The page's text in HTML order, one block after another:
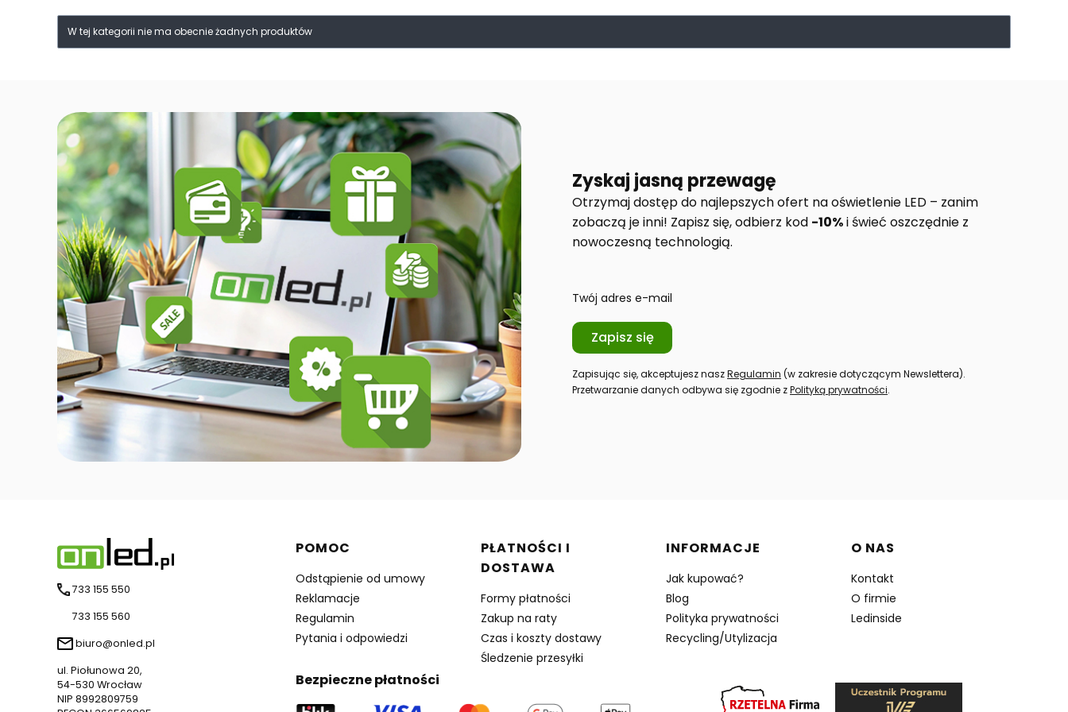
Lista produktów
W tej kategorii nie ma obecnie żadnych produktów
Zyskaj jasną przewagę
Otrzymaj dostęp do najlepszych ofert na oświetlenie LED – zanim
zobaczą je inni! Zapisz się, odbierz kod -10%i świeć oszczędnie z
nowoczesną technologią.
Twój adres e-mail
Zapisz się
Zapisując się, akceptujesz naszRegulamin (w zakresie dotyczącym Newslettera).
Przetwarzanie danych odbywa się zgodnie zPolityką prywatności.
733 155 550
733 155 560
biuro@onled.pl
ul. Piołunowa 20,
54-530 Wrocław
NIP 8992809759
Linki w stopce
POMOC
Odstąpienie od umowy
Reklamacje
Regulamin
Pytania i odpowiedzi
PŁATNOŚCI I
DOSTAWA
Formy płatności
Zakup na raty
Czas i koszty dostawy
Śledzenie przesyłki
INFORMACJE
Jak kupować?
Blog
Polityka prywatności
Recycling/Utylizacja
O NAS
Kontakt
O firmie
Ledinside
Bezpieczne płatności